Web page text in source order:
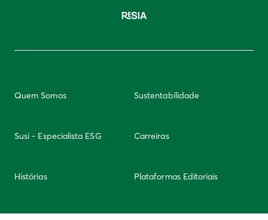
Quem Somos Sustentabilidade
Susi - Especialista ESG Carreiras
Histórias Plataformas Editoriais
Newsletter Integridade